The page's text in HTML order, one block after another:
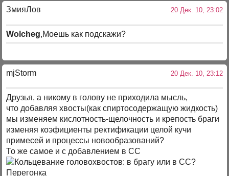
ЗмияЛов 20 Дек. 10, 23:02
Wolcheg,Моешь как подскажи?
mjStоrm 20 Дек. 10, 23:12
Друзья, а никому в голову не приходила мысль,
что добавляя хвосты(как спиртосодержащую жидкость)
мы изменяем кислотность-щелочность и крепость браги
изменяя коэфициенты ректификации целой кучи
примесей и процессы новообразований?
То же самое и с добавлением в СС